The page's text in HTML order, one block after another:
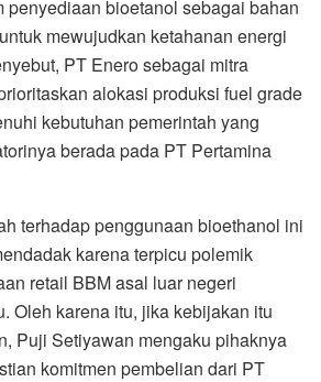
penyediaan bioetanol sebagai bahan
mewujudkan ketahanan energi
PT Enero sebagai mitra
alokasi produksi fuel grade
kebutuhan pemerintah yang
berada pada PT Pertamina
terhadap penggunaan bioethanol ini
karena terpicu polemik
retail BBM asal luar negeri
Oleh karena itu, jika kebijakan itu
Puji Setiyawan mengaku pihaknya
komitmen pembelian dari PT